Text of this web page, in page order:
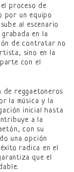
proceso de
por un equipo
al escenario
en la
de contratar no
sino en la
con el
reggaetoneros
la música y la
inicial hasta
a la
con su
una opción
radica en el
que el